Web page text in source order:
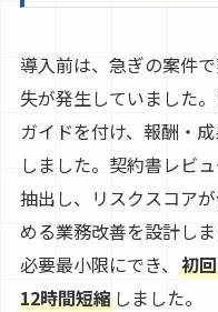
導入前は、急ぎの案件
失が発生していました
ガイドを付け、報酬・
しました。契約書レビ
抽出し、リスクスコア
める業務改善を設計し
必要最小限にでき、 初
12時間短縮しました。